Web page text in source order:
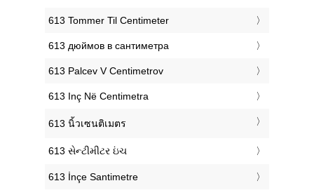
‎613 Tommer Til Centimeter
‎613 дюймов в сантиметра
‎613 Palcev V Centimetrov
‎613 Inç Në Centimetra
‎613 นิ้วเซนติเมตร
‎613 સેન્ટીમીટર ઇંચ
‎613 İnçe Santimetre